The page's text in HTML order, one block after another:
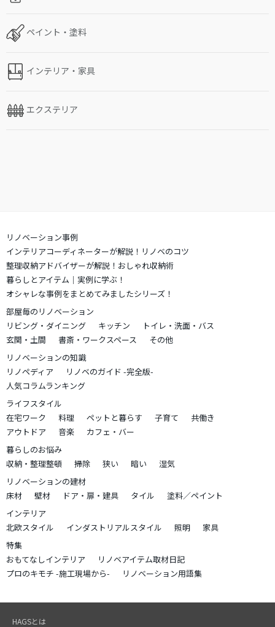
ペイント・塗料
インテリア・家具
エクステリア
リノベーション事例
インテリアコーディネーターが解説！リノベのコツ
整理収納アドバイザーが解説！おしゃれ収納術
暮らしとアイテム｜実例に学ぶ！
オシャレな事例をまとめてみましたシリーズ！
部屋毎のリノベーション
リビング・ダイニング
キッチン
トイレ・洗面・バス
玄関・土間
書斎・ワークスペース
その他
リノベーションの知識
リノペディア
リノベのガイド -完全版-
人気コラムランキング
ライフスタイル
在宅ワーク
料理 ペットと暮らす 子育て
共働き
アウトドア
音楽
カフェ・バー
暮らしのお悩み
収納・整理整頓
掃除 狭い 暗い
湿気
リノベーションの建材
床材
壁材 ドア・扉・建具 タイル
塗料／ペイント
インテリア
北欧スタイル
インダストリアルスタイル 照明
家具
特集
おもてなしインテリア
リノベアイテム取材日記
プロのキモチ -施工現場から-
リノベーション用語集
HAGSとは